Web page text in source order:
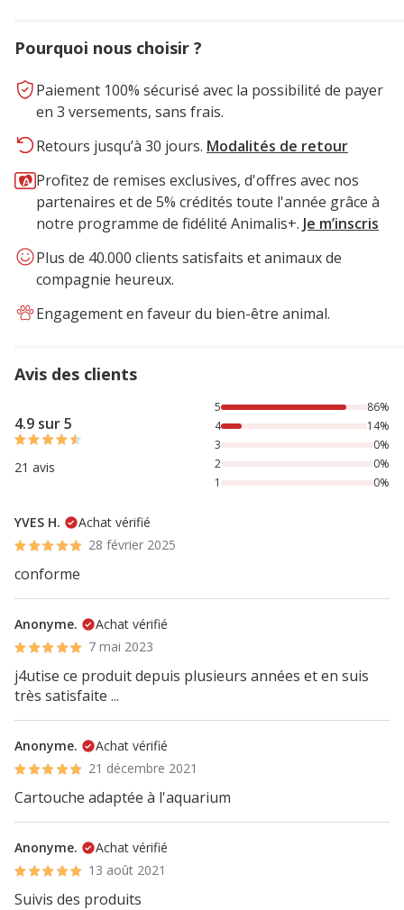
Pourquoi nous choisir ?
Paiement 100% sécurisé avec la possibilité de payer
en 3 versements, sans frais.
Retours jusqu’à 30 jours. Modalités de retour
Profitez de remises exclusives, d'offres avec nos
partenaires et de 5% crédités toute l'année grâce à
notre programme de fidélité Animalis+. Je m’inscris
Plus de 40.000 clients satisfaits et animaux de
compagnie heureux.
Engagement en faveur du bien-être animal.
Avis des clients
4.9 sur 5
21 avis
86% des personnes lont noté avec {1} étoiles, 14% des
5
86%
4
14%
3
0%
2
0%
1
0%
YVES H.
Achat vérifié
28 février 2025
conforme
Anonyme.
Achat vérifié
7 mai 2023
j4utise ce produit depuis plusieurs années et en suis
très satisfaite ...
Anonyme.
Achat vérifié
21 décembre 2021
Cartouche adaptée à l'aquarium
Anonyme.
Achat vérifié
13 août 2021
Suivis des produits